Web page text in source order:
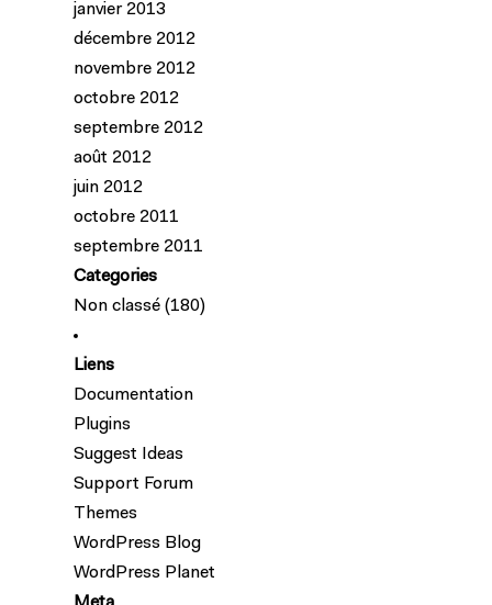
janvier 2013
décembre 2012
novembre 2012
octobre 2012
septembre 2012
août 2012
juin 2012
octobre 2011
septembre 2011
Categories
Non classé (180)
Liens
Documentation
Plugins
Suggest Ideas
Support Forum
Themes
WordPress Blog
WordPress Planet